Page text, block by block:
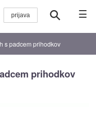
☰
s padcem prihodkov
prihodkov